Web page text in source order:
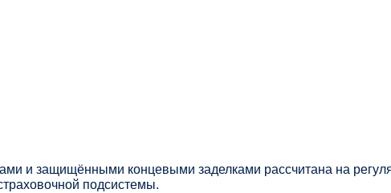
и защищёнными концевыми заделками рассчитана на
подсистемы.